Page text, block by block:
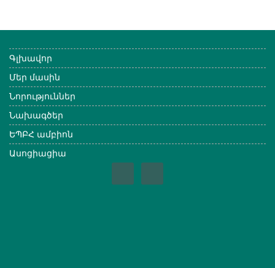
Գլխավոր
Մեր մասին
Նորություններ
Նախագծեր
ԵՊԲՀ ամբիոն
Ասոցիացիա